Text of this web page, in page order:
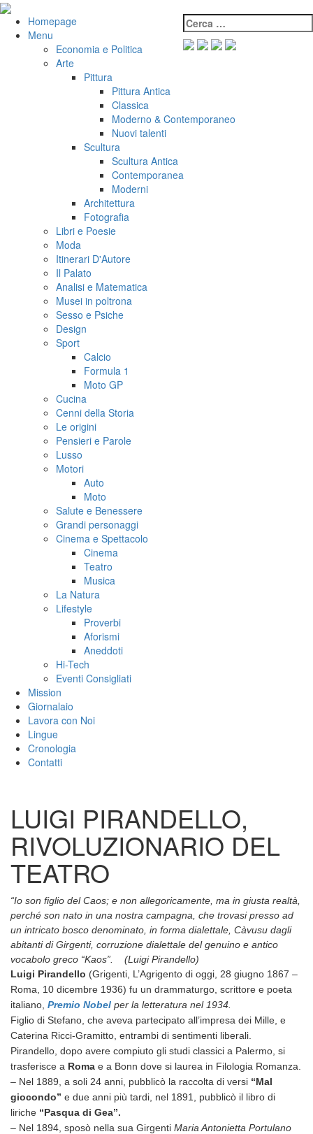
Salta
contenuto
VeniVidiVici Cerca:
Homepage
Menu
Economia e Politica
Arte
Pittura
Pittura Antica
Classica
Moderno & Contemporaneo
Nuovi talenti
Scultura
Scultura Antica
Contemporanea
Moderni
Architettura
Fotografia
Libri e Poesie
Moda
Itinerari D'Autore
Il Palato
Analisi e Matematica
Musei in poltrona
Sesso e Psiche
Design
Sport
Calcio
Formula 1
Moto GP
Cucina
Cenni della Storia
Le origini
Pensieri e Parole
Lusso
Motori
Auto
Moto
Salute e Benessere
Grandi personaggi
Cinema e Spettacolo
Cinema
Teatro
Musica
La Natura
Lifestyle
Proverbi
Aforismi
Aneddoti
Hi-Tech
Eventi Consigliati
Mission
Giornalaio
Lavora con Noi
Lingue
Cronologia
Contatti
LUIGI PIRANDELLO,
RIVOLUZIONARIO DEL
TEATRO
“Io son figlio del Caos; e non allegoricamente, ma in giusta realtà,
perché son nato in una nostra campagna, che trovasi presso ad
un intricato bosco denominato, in forma dialettale, Càvusu dagli
abitanti di Girgenti, corruzione dialettale del genuino e antico
vocabolo greco “Kaos”. (Luigi Pirandello)
Luigi Pirandello (Grigenti, L’Agrigento di oggi, 28 giugno 1867 –
Roma, 10 dicembre 1936) fu un drammaturgo, scrittore e poeta
italiano, Premio Nobel per la letteratura nel 1934.
Figlio di Stefano, che aveva partecipato all’impresa dei Mille, e
Caterina Ricci-Gramitto, entrambi di sentimenti liberali.
Pirandello, dopo avere compiuto gli studi classici a Palermo, si
trasferisce a Roma e a Bonn dove si laurea in Filologia Romanza.
– Nel 1889, a soli 24 anni, pubblicò la raccolta di versi “Mal
giocondo” e due anni più tardi, nel 1891, pubblicò il libro di
liriche “Pasqua di Gea”.
– Nel 1894, sposò nella sua Girgenti Maria Antonietta Portulano